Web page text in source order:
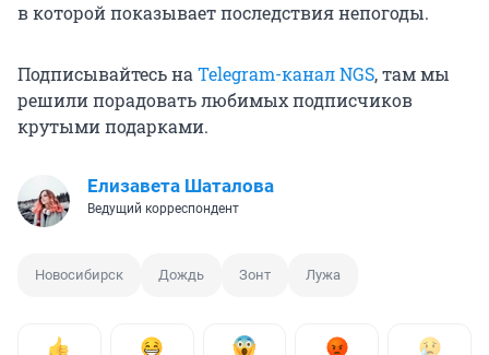
в которой показывает последствия непогоды.
Подписывайтесь наTelegram-канал NGS, там мы
решили порадовать любимых подписчиков
крутыми подарками.
Елизавета Шаталова
Ведущий корреспондент
Новосибирск Дождь Зонт Лужа